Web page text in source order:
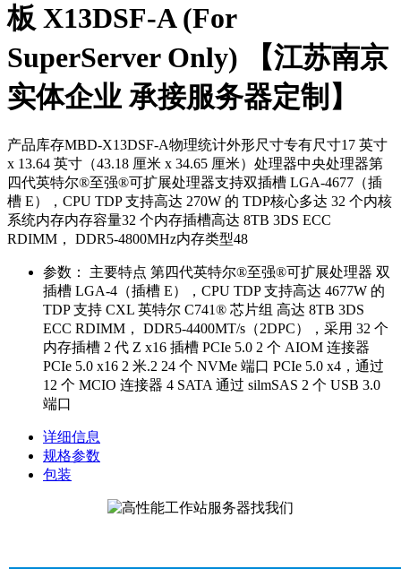
板 X13DSF-A (For
SuperServer Only) 【江苏南京
实体企业 承接服务器定制】
产品库存MBD-X13DSF-A物理统计外形尺寸专有尺寸17 英寸
x 13.64 英寸（43.18 厘米 x 34.65 厘米）处理器中央处理器第
四代英特尔®至强®可扩展处理器支持双插槽 LGA-4677（插
槽 E），CPU TDP 支持高达 270W 的 TDP核心多达 32 个内核
系统内存内存容量32 个内存插槽高达 8TB 3DS ECC
RDIMM， DDR5-4800MHz内存类型48
参数：
主要特点 第四代英特尔®至强®可扩展处理器 双
插槽 LGA-4（插槽 E），CPU TDP 支持高达 4677W 的
TDP 支持 CXL 英特尔 C741® 芯片组 高达 8TB 3DS
ECC RDIMM， DDR5-4400MT/s（2DPC），采用 32 个
内存插槽 2 代 Z x16 插槽 PCIe 5.0 2 个 AIOM 连接器
PCIe 5.0 x16 2 米.2 24 个 NVMe 端口 PCIe 5.0 x4，通过
12 个 MCIO 连接器 4 SATA 通过 silmSAS 2 个 USB 3.0
端口
详细信息
规格参数
包装